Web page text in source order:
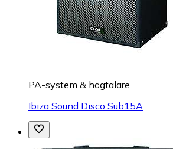
PA-system & högtalare
Ibiza Sound Disco Sub15A